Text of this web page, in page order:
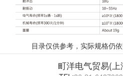
目录仅供参考，实际规格仍
町洋电气贸易(上